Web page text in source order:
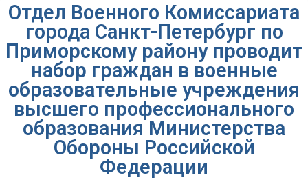
Отдел Военного Комиссариата
города Санкт-Петербург по
Приморскому району проводит
набор граждан в военные
образовательные учреждения
высшего профессионального
образования Министерства
Обороны Российской
Федерации